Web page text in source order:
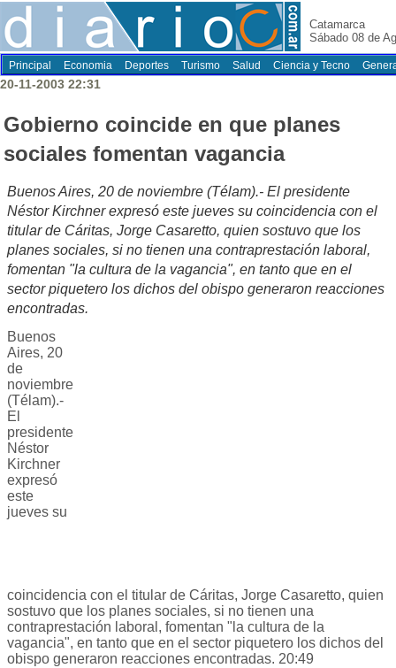
Catamarca
Sábado 08 de
Principal Economia Deportes Turismo Salud Ciencia y Tecno
20-11-2003 22:31
Gobierno coincide en que planes
sociales fomentan vagancia
Buenos Aires, 20 de noviembre (Télam).- El presidente
Néstor Kirchner expresó este jueves su coincidencia con el
titular de Cáritas, Jorge Casaretto, quien sostuvo que los
planes sociales, si no tienen una contraprestación laboral,
fomentan "la cultura de la vagancia", en tanto que en el
sector piquetero los dichos del obispo generaron reacciones
encontradas.
Buenos
Aires, 20
de
noviembre
(Télam).-
El
presidente
Néstor
Kirchner
expresó
este
jueves su
coincidencia con el titular de Cáritas, Jorge Casaretto, quien
sostuvo que los planes sociales, si no tienen una
contraprestación laboral, fomentan "la cultura de la
vagancia", en tanto que en el sector piquetero los dichos del
obispo generaron reacciones encontradas. 20:49